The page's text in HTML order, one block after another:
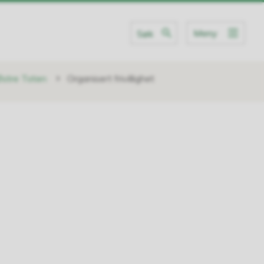
Søk Meny
Toten Organisert frivillighet